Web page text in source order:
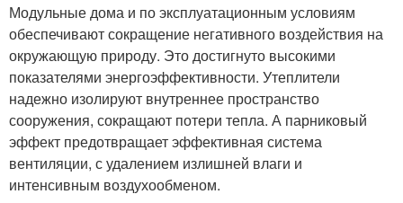
Модульные дома и по эксплуатационным условиям
обеспечивают сокращение негативного воздействия на
окружающую природу. Это достигнуто высокими
показателями энергоэффективности. Утеплители
надежно изолируют внутреннее пространство
сооружения, сокращают потери тепла. А парниковый
эффект предотвращает эффективная система
вентиляции, с удалением излишней влаги и
интенсивным воздухообменом.